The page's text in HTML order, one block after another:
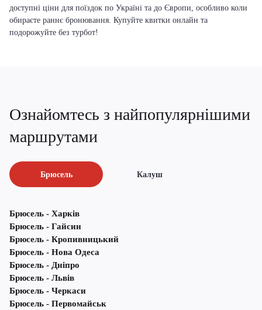
доступні ціни для поїздок по Україні та до Європи, особливо коли
обираєте раннє бронювання. Купуйте квитки онлайн та
подорожуйте без турбот!
Ознайомтесь з найпопулярнішими
маршрутами
Брюсель Калуш
Брюсель - Харків
Брюсель - Гайсин
Брюсель - Кропивницький
Брюсель - Нова Одеса
Брюсель - Дніпро
Брюсель - Львів
Брюсель - Черкаси
Брюсель - Первомайськ